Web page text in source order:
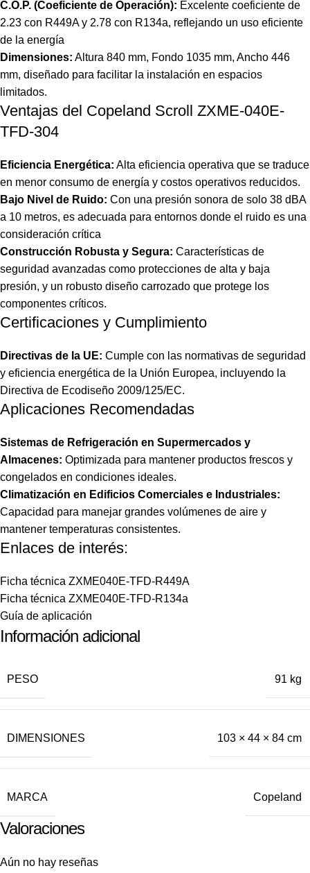
C.O.P. (Coeficiente de Operación): Excelente coeficiente de
2.23 con R449A y 2.78 con R134a, reflejando un uso eficiente
de la energía​
Dimensiones: Altura 840 mm, Fondo 1035 mm, Ancho 446
mm, diseñado para facilitar la instalación en espacios
limitados.
Ventajas del Copeland Scroll ZXME-040E-
TFD-304
Eficiencia Energética: Alta eficiencia operativa que se traduce
en menor consumo de energía y costos operativos reducidos.
Bajo Nivel de Ruido: Con una presión sonora de solo 38 dBA
a 10 metros, es adecuada para entornos donde el ruido es una
consideración crítica​
Construcción Robusta y Segura: Características de
seguridad avanzadas como protecciones de alta y baja
presión, y un robusto diseño carrozado que protege los
componentes críticos.
Certificaciones y Cumplimiento
Directivas de la UE: Cumple con las normativas de seguridad
y eficiencia energética de la Unión Europea, incluyendo la
Directiva de Ecodiseño 2009/125/EC.
Aplicaciones Recomendadas
Sistemas de Refrigeración en Supermercados y
Almacenes: Optimizada para mantener productos frescos y
congelados en condiciones ideales.
Climatización en Edificios Comerciales e Industriales:
Capacidad para manejar grandes volúmenes de aire y
mantener temperaturas consistentes.
Enlaces de interés:
Ficha técnica ZXME040E-TFD-R449A
Ficha técnica ZXME040E-TFD-R134a
Guía de aplicación
Información adicional
PESO 91 kg
DIMENSIONES 103 × 44 × 84 cm
MARCA Copeland
Valoraciones
Aún no hay reseñas